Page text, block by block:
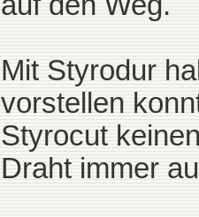
Mit Styrodur
vorstellen
Styrocut
Draht immer